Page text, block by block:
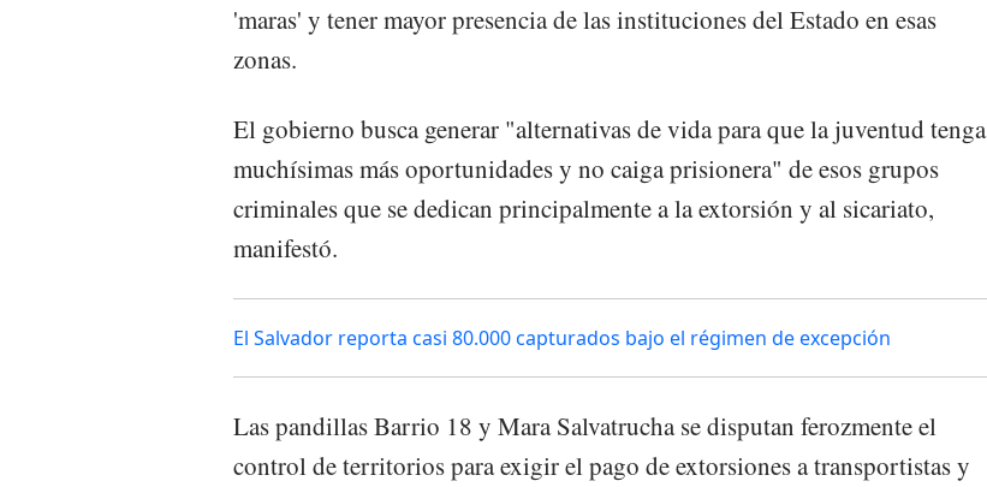
'maras' y tener mayor presencia de las instituciones del Estado en esas
zonas.
El gobierno busca generar "alternativas de vida para que la juventud tenga
muchísimas más oportunidades y no caiga prisionera" de esos grupos
criminales que se dedican principalmente a la extorsión y al sicariato,
manifestó.
El Salvador reporta casi 80.000 capturados bajo el régimen de excepción
Las pandillas Barrio 18 y Mara Salvatrucha se disputan ferozmente el
control de territorios para exigir el pago de extorsiones a transportistas y